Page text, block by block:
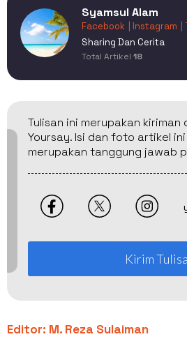
Syamsul Alam
Facebook | Instagram
Sharing Dan Cerita
Total Artikel 18
Tulisan ini merupakan kiriman
Yoursay. Isi dan foto artikel
merupakan tanggung jawab
Kirim
Editor: M. Reza Sulaiman